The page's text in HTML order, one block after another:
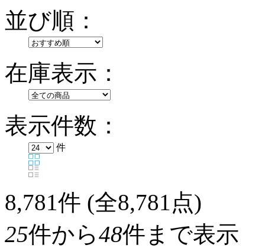
並び順：
在庫表示：
表示件数：
件
8,781件 (全8,781点)
25件から48件まで表示